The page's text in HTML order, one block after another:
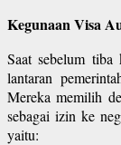
Kegunaan Visa
Saat sebelum
lantaran
Mereka memilih
sebagai izin ke
yaitu: